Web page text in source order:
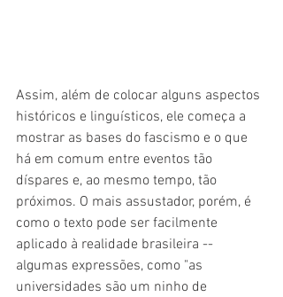
Assim, além de colocar alguns aspectos
históricos e linguísticos, ele começa a
mostrar as bases do fascismo e o que
há em comum entre eventos tão
díspares e, ao mesmo tempo, tão
próximos. O mais assustador, porém, é
como o texto pode ser facilmente
aplicado à realidade brasileira --
algumas expressões, como "as
universidades são um ninho de